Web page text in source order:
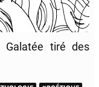
Galatée tiré des